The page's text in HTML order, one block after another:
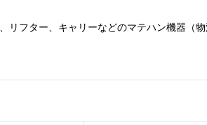
フター、キャリーなどのマテハン機器（